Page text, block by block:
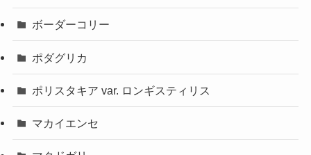
ボーダーコリー
ポダグリカ
ポリスタキア var. ロンギスティリス
マカイエンセ